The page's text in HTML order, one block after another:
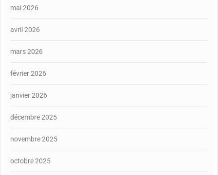
mai 2026
avril 2026
mars 2026
février 2026
janvier 2026
décembre 2025
novembre 2025
octobre 2025